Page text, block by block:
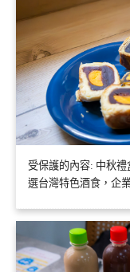
受保護的內容: 中秋
選台灣特色酒食，企